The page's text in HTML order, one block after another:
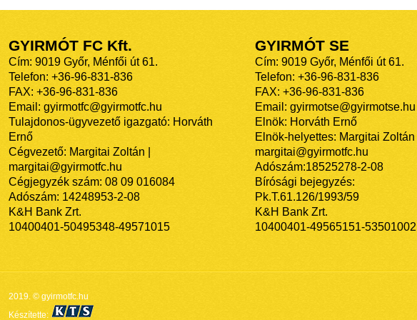
GYIRMÓT FC Kft.
Cím: 9019 Győr, Ménfői út 61.
Telefon: +36-96-831-836
FAX: +36-96-831-836
Email: gyirmotfc@gyirmotfc.hu
Tulajdonos-ügyvezető igazgató: Horváth
Ernő
Cégvezető: Margitai Zoltán |
margitai@gyirmotfc.hu
Cégjegyzék szám: 08 09 016084
Adószám: 14248953-2-08
K&H Bank Zrt.
10400401-50495348-49571015
GYIRMÓT SE
Cím: 9019 Győr, Ménfői út 61.
Telefon: +36-96-831-836
FAX: +36-96-831-836
Email: gyirmotse@gyirmotse.hu
Elnök: Horváth Ernő
Elnök-helyettes: Margitai Zoltán |
margitai@gyirmotfc.hu
Adószám:18525278-2-08
Bírósági bejegyzés:
Pk.T.61.126/1993/59
K&H Bank Zrt.
10400401-49565151-53501002
2019. © gyirmotfc.hu
Készítette: